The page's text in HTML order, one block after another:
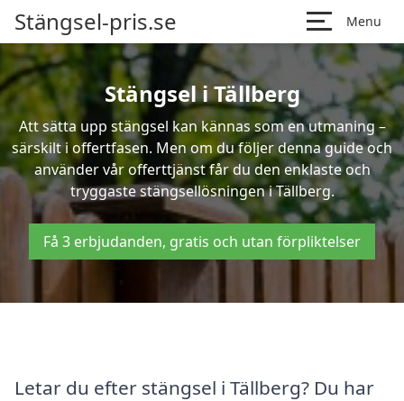
Stängsel-pris.se Menu
Stängsel i Tällberg
Att sätta upp stängsel kan kännas som en utmaning –
särskilt i offertfasen. Men om du följer denna guide och
använder vår offerttjänst får du den enklaste och
tryggaste stängsellösningen i Tällberg.
Få 3 erbjudanden, gratis och utan förpliktelser
Letar du efter stängsel i Tällberg? Du har